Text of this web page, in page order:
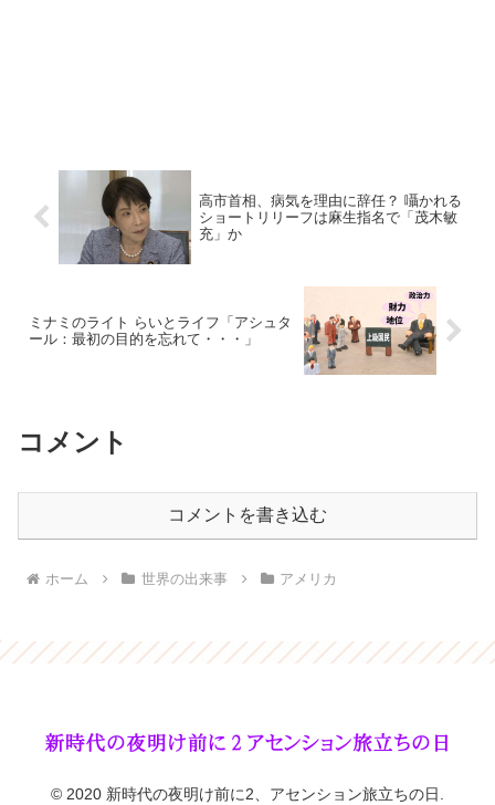
高市首相、病気を理由に辞任？ 囁かれる
ショートリリーフは麻生指名で「茂木敏
充」か
ミナミのライト らいとライフ「アシュタ
ール：最初の目的を忘れて・・・」
コメント
コメントを書き込む
ホーム 世界の出来事 アメリカ
© 2020 新時代の夜明け前に2、アセンション旅立ちの日.